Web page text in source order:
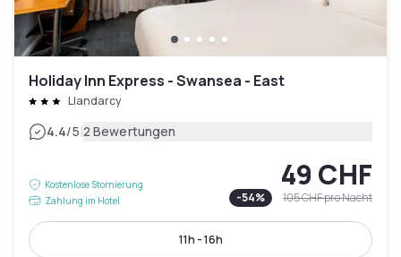
Holiday Inn Express - Swansea - East
Llandarcy
4.4/5|2 Bewertungen
Kostenlose Stornierung
Zahlung im Hotel
49 CHF
-54% 105 CHFpro Nacht
11h - 16h